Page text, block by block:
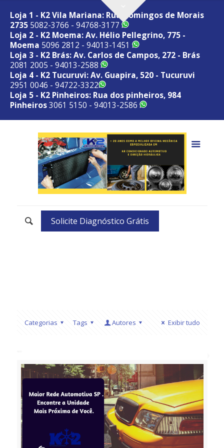
Loja 1 - K2 Vila Mariana: Rua Domingos de Morais
2735 5082-3766 - 94768-3177
Loja 2 - K2 Moema: Av. Hélio Pellegrino, 775 -
Moema 5096 2812 - 94013-1451
Loja 3 - K2 Brás: Av. Carlos de Campos, 272 - Brás
2081 2005 - 94013-2588
Loja 4 - K2 Tucuruvi: Av. Guapira, 520 - Tucuruvi
2951 0046 - 94722-3322
Loja 5 - K2 Pinheiros: Rua dos pinheiros, 984
Pinheiros3061 5150 - 94013-2586
Solicite Diagnóstico Grátis
Categorias Tags Autores Exibir tudo